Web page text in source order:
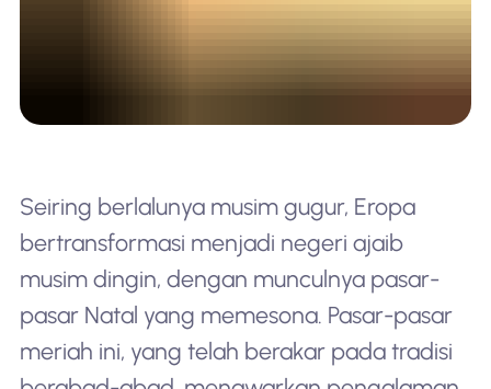
Seiring berlalunya musim gugur, Eropa
bertransformasi menjadi negeri ajaib
musim dingin, dengan munculnya pasar-
pasar Natal yang memesona. Pasar-pasar
meriah ini, yang telah berakar pada tradisi